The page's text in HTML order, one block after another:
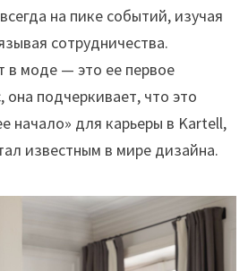
на пике событий, изучая
сотрудничества.
в моде — это ее первое
она подчеркивает, что это
начало» для карьеры в Kartell,
известным в мире дизайна.